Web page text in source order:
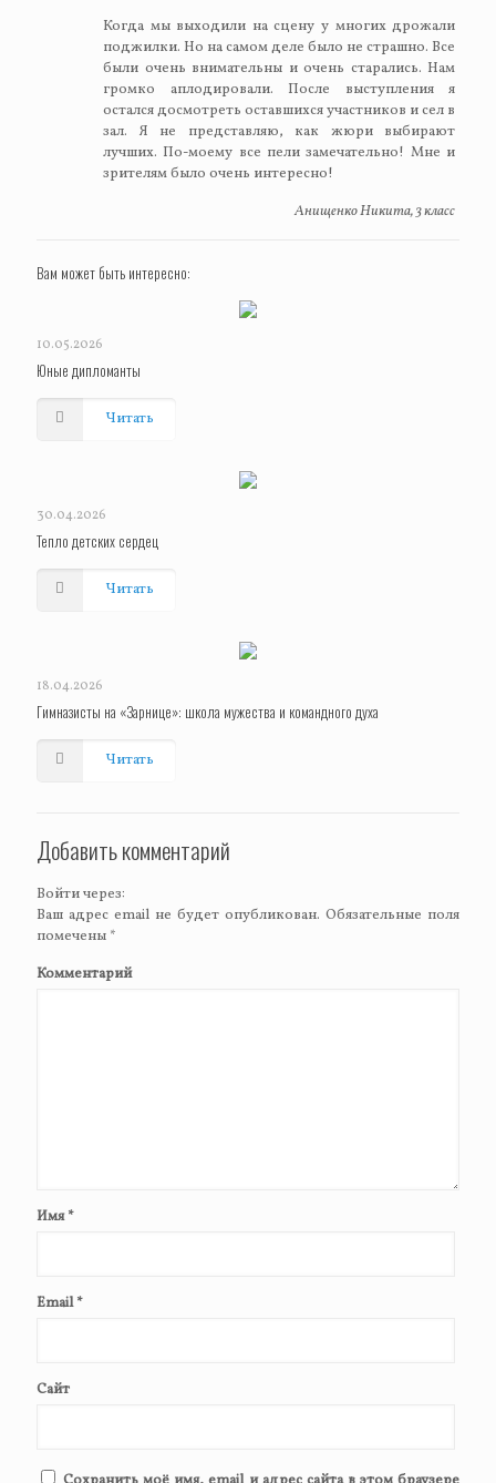
Когда мы выходили на сцену у многих дрожали
поджилки. Но на самом деле было не страшно. Все
были очень внимательны и очень старались. Нам
громко аплодировали. После выступления я
остался досмотреть оставшихся участников и сел в
зал. Я не представляю, как жюри выбирают
лучших. По-моему все пели замечательно! Мне и
зрителям было очень интересно!
Анищенко Никита, 3 класс
Вам может быть интересно:
10.05.2026
Юные дипломанты
Читать
30.04.2026
Тепло детских сердец
Читать
18.04.2026
Гимназисты на «Зарнице»: школа мужества и командного духа
Читать
Добавить комментарий
Войти через:
Ваш адрес email не будет опубликован. Обязательные поля
помечены *
Комментарий
Имя*
Email*
Сайт